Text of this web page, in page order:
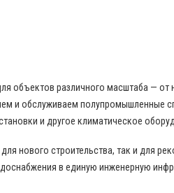
объектов различного масштаба —
и обслуживаем полупромышленные
и другое климатическое
нового строительства, так и для
в единую инженерную